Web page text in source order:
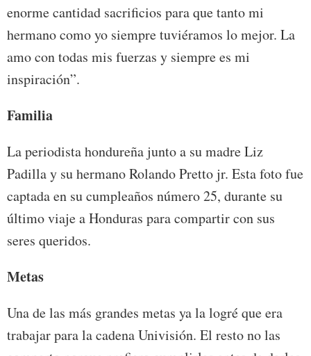
enorme cantidad sacrificios para que tanto mi
hermano como yo siempre tuviéramos lo mejor. La
amo con todas mis fuerzas y siempre es mi
inspiración”.
Familia
La periodista hondureña junto a su madre Liz
Padilla y su hermano Rolando Pretto jr. Esta foto fue
captada en su cumpleaños número 25, durante su
último viaje a Honduras para compartir con sus
seres queridos.
Metas
Una de las más grandes metas ya la logré que era
trabajar para la cadena Univisión. El resto no las